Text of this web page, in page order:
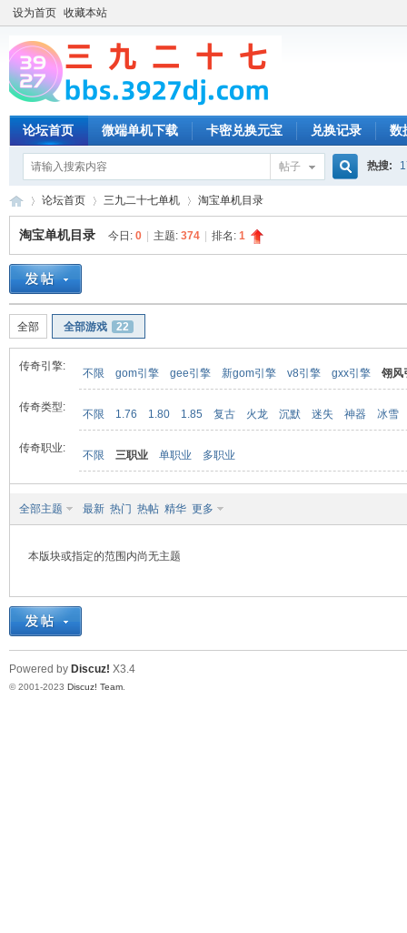
设为首页 收藏本站
论坛首页 微端单机下载 卡密兑换元宝 兑换记录 数
帖子 热搜:
»
论坛首页 三九二十七单机 淘宝单机目录
淘宝单机目录 今日: 0 主题: 374 排名: 1
全部 全部游戏 22
传奇引擎:
不限 gom引擎 gee引擎 新gom引擎 v8引擎 gxx引擎 翎风
传奇类型:
不限 1.76 1.80 1.85 复古 火龙 沉默 迷失 神器 冰雪
传奇职业:
不限 三职业 单职业 多职业
全部主题 最新 热门 热帖 精华 更多
本版块或指定的范围内尚无主题
Powered by Discuz! X3.4
© 2001-2023 Discuz! Team.